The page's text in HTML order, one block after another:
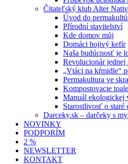
Čitateľský klub Alter
Úvod do
Přírodní stavitelství
Kde domov můj
Domáci hojivý kefír
Naša budúcnosť je
Revolucionár jednej
„Vtáci na kŕmidle“
Permakultura ve
Kompostovacie
Manuál ekologickej
Starostlivosť o staré
Darceky.sk – darčeky s
NOVINKY
PODPORÍM
2 %
NEWSLETTER
KONTAKT